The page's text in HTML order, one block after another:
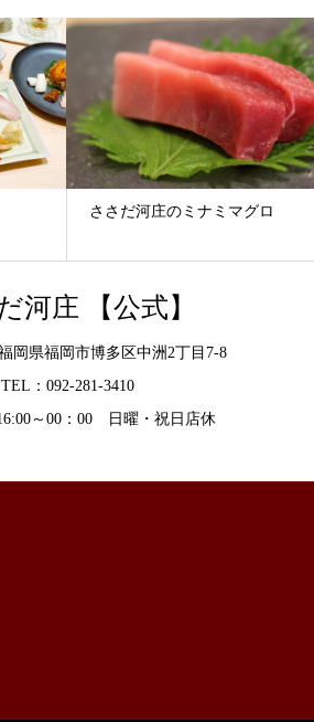
ささだ河庄のミナミマグロ
河庄 【公式】
岡県福岡市博多区中洲2丁目7-8
TEL：092-281-3410
～00：00 日曜・祝日店休